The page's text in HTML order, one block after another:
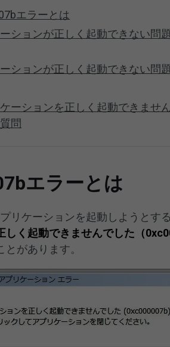
エラーとは
ションが正しく起動できない問
ションが正しく起動できない問
ケーションを正しく起動できませ
問
エラーとは
リケーションを起動しようとす
しく起動できませんでした（
があります。